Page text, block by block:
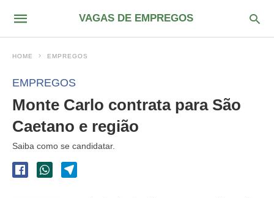
VAGAS DE EMPREGOS
HOME EMPREGOS
EMPREGOS
Monte Carlo contrata para São
Caetano e região
Saiba como se candidatar.